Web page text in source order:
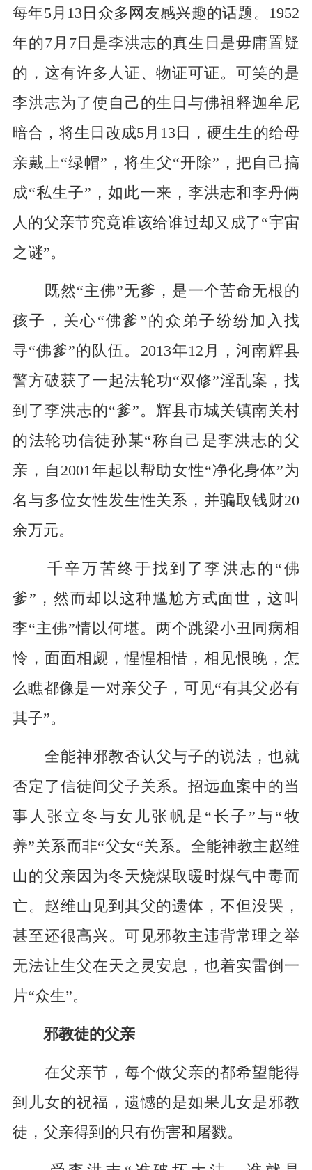
每年5月13日众多网友感兴趣的话题。1952
年的7月7日是李洪志的真生日是毋庸置疑
的，这有许多人证、物证可证。可笑的是
李洪志为了使自己的生日与佛祖释迦牟尼
暗合，将生日改成5月13日，硬生生的给母
亲戴上“绿帽”，将生父“开除”，把自己搞
成“私生子”，如此一来，李洪志和李丹俩
人的父亲节究竟谁该给谁过却又成了“宇宙
之谜”。
既然“主佛”无爹，是一个苦命无根的
孩子，关心“佛爹”的众弟子纷纷加入找
寻“佛爹”的队伍。2013年12月，河南辉县
警方破获了一起法轮功“双修”淫乱案，找
到了李洪志的“爹”。辉县市城关镇南关村
的法轮功信徒孙某“称自己是李洪志的父
亲，自2001年起以帮助女性“净化身体”为
名与多位女性发生性关系，并骗取钱财20
余万元。
千辛万苦终于找到了李洪志的“佛
爹”，然而却以这种尴尬方式面世，这叫
李“主佛”情以何堪。两个跳梁小丑同病相
怜，面面相觑，惺惺相惜，相见恨晚，怎
么瞧都像是一对亲父子，可见“有其父必有
其子”。
全能神邪教否认父与子的说法，也就
否定了信徒间父子关系。招远血案中的当
事人张立冬与女儿张帆是“长子”与“牧
养”关系而非“父女“关系。全能神教主赵维
山的父亲因为冬天烧煤取暖时煤气中毒而
亡。赵维山见到其父的遗体，不但没哭，
甚至还很高兴。可见邪教主违背常理之举
无法让生父在天之灵安息，也着实雷倒一
片“众生”。
邪教徒的父亲
在父亲节，每个做父亲的都希望能得
到儿女的祝福，遗憾的是如果儿女是邪教
徒，父亲得到的只有伤害和屠戮。